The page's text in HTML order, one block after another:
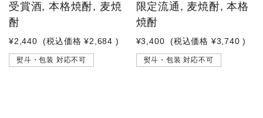
受賞酒, 本格焼酎, 麦焼
酎
¥2,440 (税込価格 ¥2,684 )
熨斗・包装 対応不可
限定流通, 麦焼酎, 本格
焼酎
¥3,400 (税込価格 ¥3,740 )
熨斗・包装 対応不可